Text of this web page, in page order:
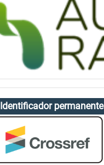
Identificador permanente